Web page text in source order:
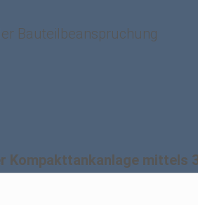
Bauteilbeanspruchung
Kompakttankanlage mittels